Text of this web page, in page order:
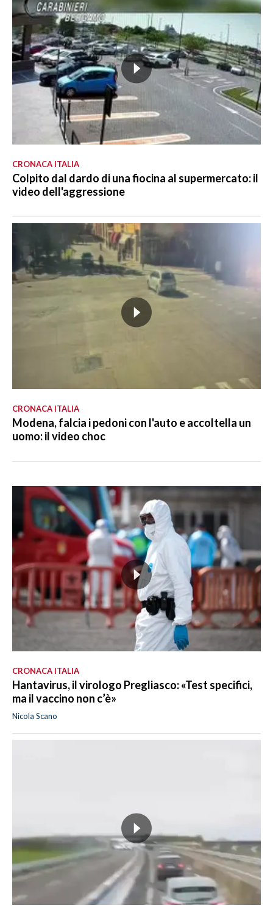
CRONACA ITALIA
Colpito dal dardo di una fiocina al supermercato: il
video dell'aggressione
CRONACA ITALIA
Modena, falcia i pedoni con l'auto e accoltella un
uomo: il video choc
CRONACA ITALIA
Hantavirus, il virologo Pregliasco: «Test specifici,
ma il vaccino non c’è»
Nicola Scano